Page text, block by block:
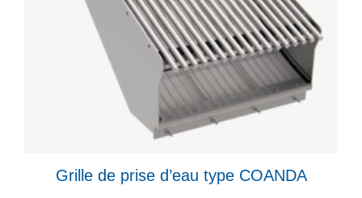
Grille de prise d’eau type COANDA